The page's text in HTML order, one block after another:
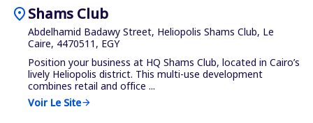
location_onShams Club
Abdelhamid Badawy Street, Heliopolis Shams Club, Le
Caire, 4470511, EGY
Position your business at HQ Shams Club, located in Cairo’s
lively Heliopolis district. This multi-use development
combines retail and office ...
Voir Le Sitearrow_forward